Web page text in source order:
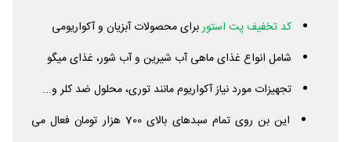
کد تخفیف پت استوربرای محصولات آبزیان و آکواریومی
شامل انواع غذای ماهی آب شیرین و آب شور، غذای میگو
تجهیزات مورد نیاز آکواریوم مانند توری، محلول ضد کلر و...
این بن روی تمام سبدهای بالای 700 هزار تومان فعال می